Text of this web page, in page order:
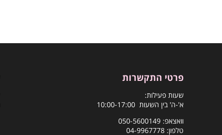
פרטי התקשרות
שעות פעילות:
א'-ה' בין השעות 10:00-17:00
וואצאפ: 050-5600149
טלפון: 04-9967778